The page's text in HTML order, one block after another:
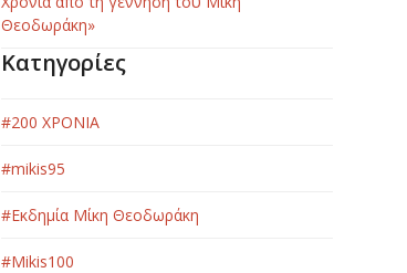
Θεοδωράκη»
Κατηγορίες
#200 ΧΡΟΝΙΑ
#mikis95
#Εκδημία Μίκη Θεοδωράκη
#Μikis100